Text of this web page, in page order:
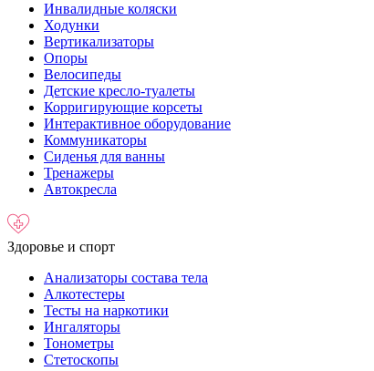
Инвалидные коляски
Ходунки
Вертикализаторы
Опоры
Велосипеды
Детские кресло-туалеты
Корригирующие корсеты
Интерактивное оборудование
Коммуникаторы
Сиденья для ванны
Тренажеры
Автокресла
Здоровье и спорт
Анализаторы состава тела
Алкотестеры
Тесты на наркотики
Ингаляторы
Тонометры
Стетоскопы